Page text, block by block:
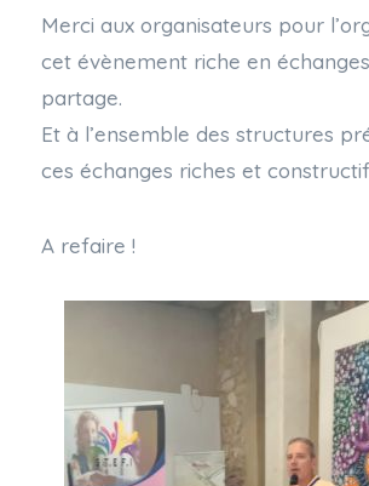
Merci aux organisateurs pour
cet évènement riche en
partage.
Et à l’ensemble des structures
ces échanges riches et
A refaire !